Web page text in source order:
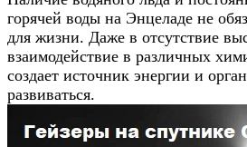
горячей воды на Энцеладе не
для жизни. Даже в отсутствие
взаимодействие в различных
создает источник энергии и
развиваться.